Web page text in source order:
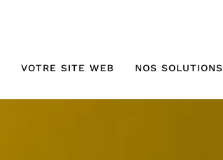
VOTRE SITE WEB NOS SOLUTIONS